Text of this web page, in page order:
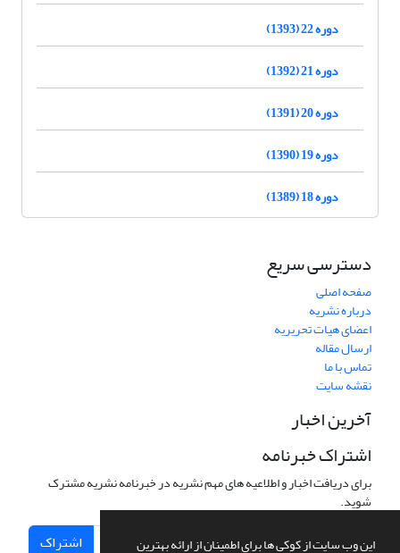
این وب سایت از کوکی ها برای اطمینان از ارائه بهترین
دوره 22 (1393)
دوره 21 (1392)
دوره 20 (1391)
دوره 19 (1390)
دوره 18 (1389)
دسترسی سریع
صفحه اصلی
درباره نشریه
اعضای هیات تحریریه
ارسال مقاله
تماس با ما
نقشه سایت
آخرین اخبار
اشتراک خبرنامه
برای دریافت اخبار و اطلاعیه های مهم نشریه در خبرنامه نشریه مشترک
شوید.
اشتراک